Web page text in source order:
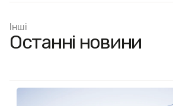
Інші
Останні новини